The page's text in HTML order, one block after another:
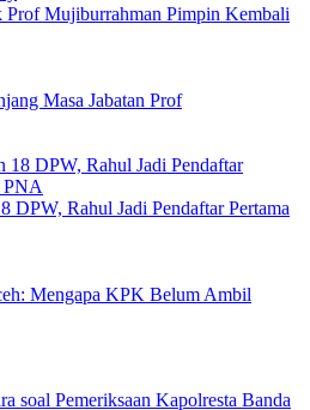
Mujiburrahman Pimpin Kembali
Masa Jabatan Prof
DPW, Rahul Jadi Pendaftar Pertama
Mengapa KPK Belum Ambil
soal Pemeriksaan Kapolresta Banda